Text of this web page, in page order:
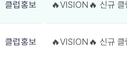
클럽홍보 🔥VISION🔥 신규 클
클럽홍보 🔥VISION🔥 신규 클